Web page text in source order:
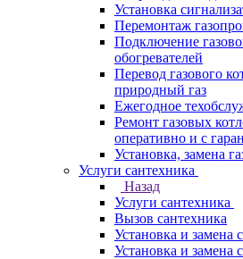
Установка
Перемонтаж
Подключение
обогревателей
Перевод газового
природный газ
Ежегодное
Ремонт газовых
оперативно и с
Установка, замена
Услуги сантехника
Назад
Услуги сантехника
Вызов сантехника
Установка и замена
Установка и замена